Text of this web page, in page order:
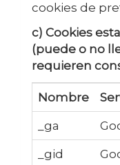
cookies de
c) Cookies
(puede o no
requieren
Nombre
_ga
_gid